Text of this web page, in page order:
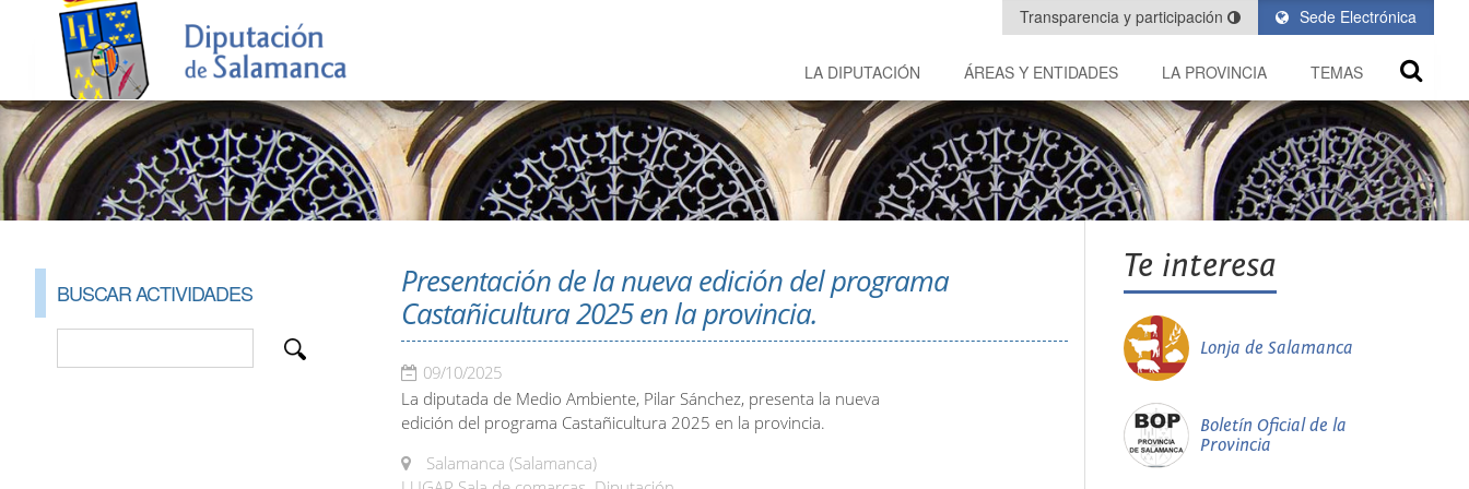
Sede Electrónica
Transparencia y participación
LA DIPUTACIÓN ÁREAS Y ENTIDADES LA PROVINCIA TEMAS
BUSCAR ACTIVIDADES
Presentación de la nueva edición del programa
Castañicultura 2025 en la provincia.
09/10/2025
La diputada de Medio Ambiente, Pilar Sánchez, presenta la nueva
edición del programa Castañicultura 2025 en la provincia.
Salamanca (Salamanca)
Te interesa
Lonja de Salamanca
Boletín Oficial de la
Provincia